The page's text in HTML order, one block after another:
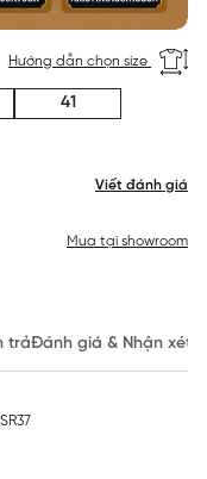
Viết đánh giá
Hướng dẫn chọn size
41
Mua tại showroom
trảĐánh giá & Nhận xét